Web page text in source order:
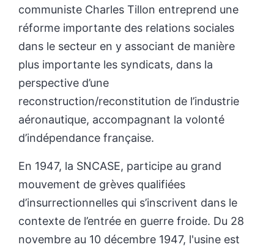
communiste Charles Tillon entreprend une
réforme importante des relations sociales
dans le secteur en y associant de manière
plus importante les syndicats, dans la
perspective d’une
reconstruction/reconstitution de l’industrie
aéronautique, accompagnant la volonté
d’indépendance française.
En 1947, la SNCASE, participe au grand
mouvement de grèves qualifiées
d’insurrectionnelles qui s’inscrivent dans le
contexte de l’entrée en guerre froide. Du 28
novembre au 10 décembre 1947, l'usine est